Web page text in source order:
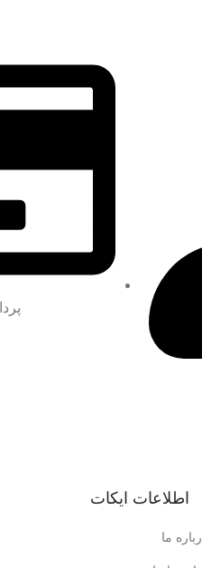
اطلاعات ایکات
ما